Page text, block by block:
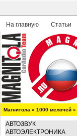
На главную Статьи
Магнитола » 1000 мелочей »
АВТОЗВУК
АВТОЭЛЕКТРОНИКА